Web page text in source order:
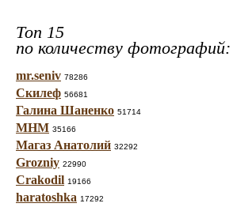
Топ 15
по количеству фотографий:
mr.seniv 78286
Скилеф 56681
Галина Шаненко 51714
МНМ 35166
Магаз Анатолий 32292
Grozniy 22990
Crakodil 19166
haratoshka 17292